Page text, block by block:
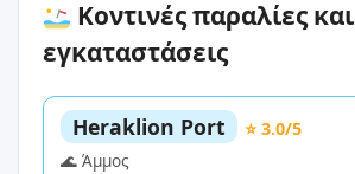
Κοντινές παραλίες και
εγκαταστάσεις
Heraklion Port
⭐ 3.0/5
🌊 Άμμος